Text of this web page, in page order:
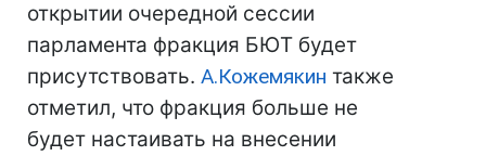
открытии очередной сессии
парламента фракция БЮТ будет
присутствовать. А.Кожемякин также
отметил, что фракция больше не
будет настаивать на внесении